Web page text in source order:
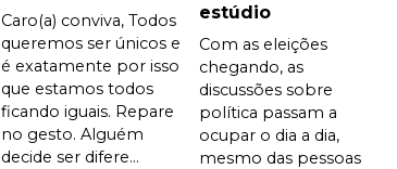
Caro(a) conviva, Todos
queremos ser únicos e
é exatamente por isso
que estamos todos
ficando iguais. Repare
no gesto. Alguém
decide ser difere...
estúdio
Com as eleições
chegando, as
discussões sobre
política passam a
ocupar o dia a dia,
mesmo das pessoas